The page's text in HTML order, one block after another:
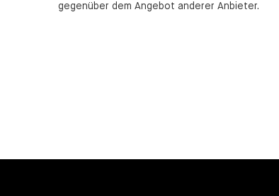
gegenüber dem Angebot anderer Anbieter.